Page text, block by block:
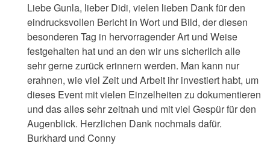
auf
Sensationell
dieser
Bericht,
…
von
Stephan_B
Liebe Gunla, lieber Didi, vielen lieben Dank für den
eindrucksvollen Bericht in Wort und Bild, der diesen
besonderen Tag in hervorragender Art und Weise
festgehalten hat und an den wir uns sicherlich alle
sehr gerne zurück erinnern werden. Man kann nur
erahnen, wie viel Zeit und Arbeit ihr investiert habt, um
dieses Event mit vielen Einzelheiten zu dokumentieren
und das alles sehr zeitnah und mit viel Gespür für den
Augenblick. Herzlichen Dank nochmals dafür.
Burkhard und Conny